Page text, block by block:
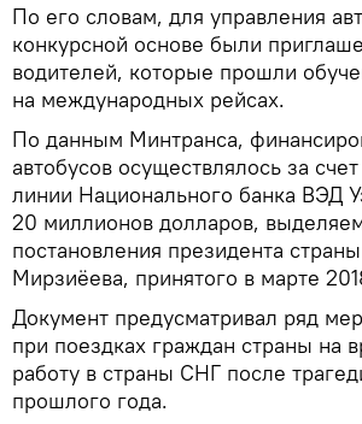
По его словам, для управления
конкурсной основе были
водителей, которые прошли
на международных рейсах.
По данным Минтранса,
автобусов осуществлялось за
линии Национального банка ВЭД
20 миллионов долларов,
постановления президента
Мирзиёева, принятого в марте
Документ предусматривал ряд
при поездках граждан страны на
работу в страны СНГ после
прошлого года.